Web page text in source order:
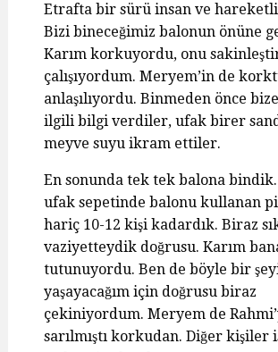
Etrafta bir sürü insan ve
Bizi bineceğimiz balonun önüne
Karım korkuyordu, onu
çalışıyordum. Meryem’in de
anlaşılıyordu. Binmeden önce
ilgili bilgi verdiler, ufak birer
meyve suyu ikram ettiler.
En sonunda tek tek balona
ufak sepetinde balonu kullanan
hariç 10-12 kişi kadardık. Biraz
vaziyetteydik doğrusu. Karım bana
tutunuyordu. Ben de böyle bir
yaşayacağım için doğrusu biraz
çekiniyordum. Meryem de
sarılmıştı korkudan. Diğer kişiler